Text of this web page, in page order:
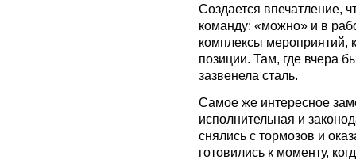
Создается впечатление,
команду: «можно» и в
комплексы мероприятий,
позиции. Там, где вчера
зазвенела сталь.
Самое же интересное
исполнительная и
снялись с тормозов и
готовились к моменту,